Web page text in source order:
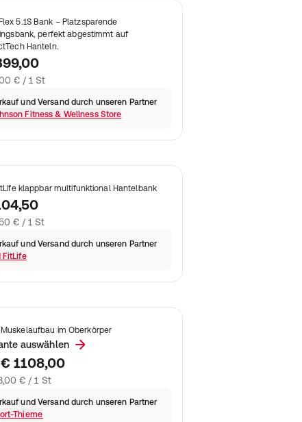
5.1S Bank – Platzsparende
perfekt abgestimmt auf
Hanteln.
€ / 1 St
und Versand durch unseren Partner
Fitness & Wellness Store
klappbar multifunktional Hantelbank
€ / 1 St
und Versand durch unseren Partner
FitLife
im Oberkörper
auswählen
€ 1108,00
€ / 1 St
und Versand durch unseren Partner
Thieme